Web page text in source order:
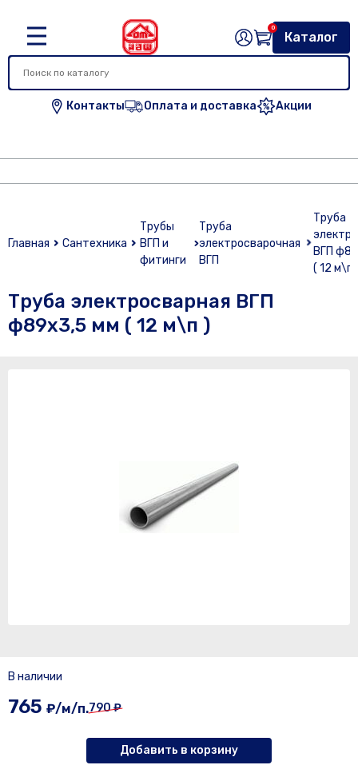
Контакты Оплата и доставка Акции
Каталог
0
Главная Сантехника
Трубы
ВГП и
фитинги
Труба
электросварочная
ВГП
Труба
ВГП
( 12 м\п
Труба электросварная ВГП
ф89х3,5 мм ( 12 м\п )
В наличии
765 ₽/м/п.790 ₽
Добавить в корзину